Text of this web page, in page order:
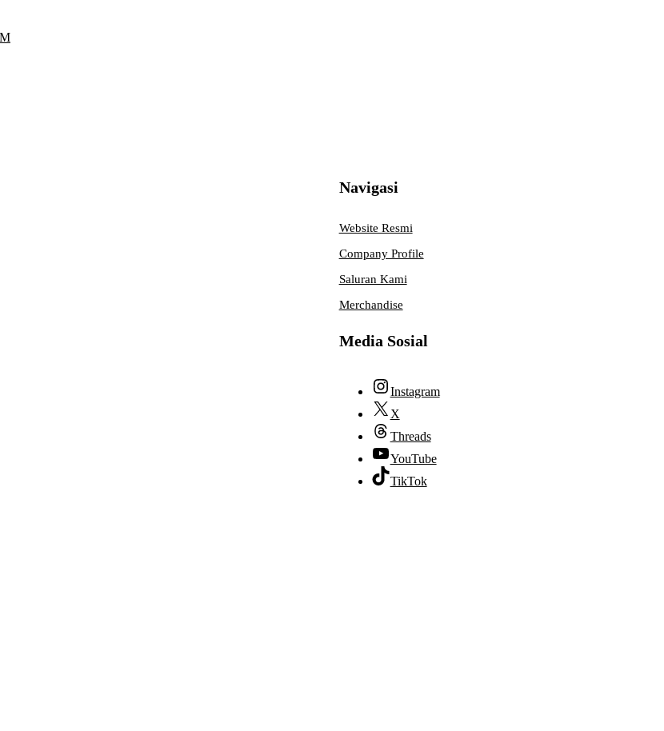
Navigasi
Website Resmi
Company Profile
Saluran Kami
Merchandise
Media Sosial
Instagram
X
Threads
YouTube
TikTok